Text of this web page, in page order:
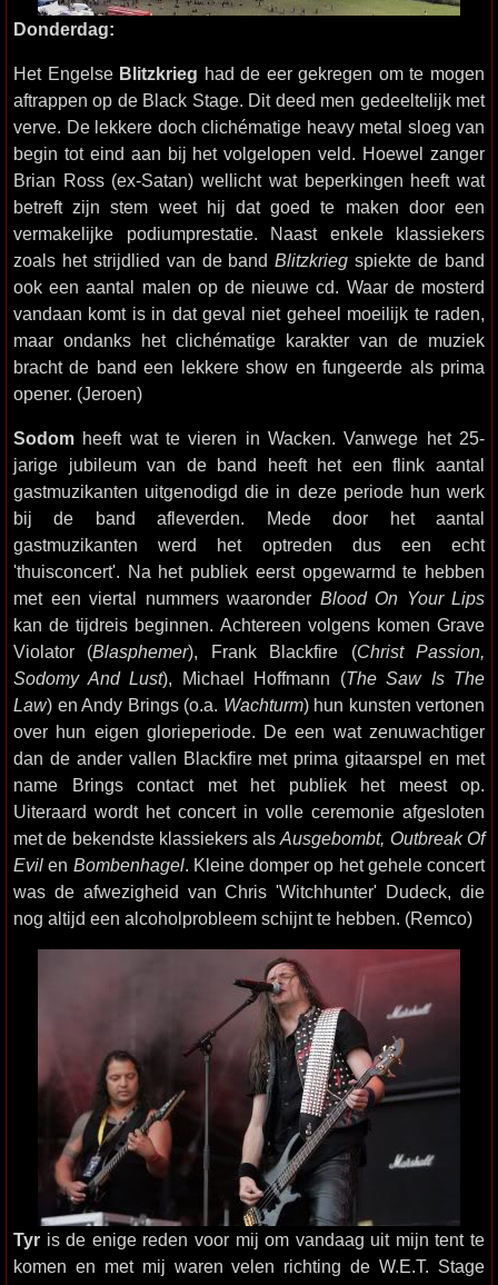
Donderdag:
Het Engelse Blitzkrieg had de eer gekregen om te mogen
aftrappen op de Black Stage. Dit deed men gedeeltelijk met
verve. De lekkere doch clichématige heavy metal sloeg van
begin tot eind aan bij het volgelopen veld. Hoewel zanger
Brian Ross (ex-Satan) wellicht wat beperkingen heeft wat
betreft zijn stem weet hij dat goed te maken door een
vermakelijke podiumprestatie. Naast enkele klassiekers
zoals het strijdlied van de bandBlitzkrieg spiekte de band
ook een aantal malen op de nieuwe cd. Waar de mosterd
vandaan komt is in dat geval niet geheel moeilijk te raden,
maar ondanks het clichématige karakter van de muziek
bracht de band een lekkere show en fungeerde als prima
opener. (Jeroen)
Sodom heeft wat te vieren in Wacken. Vanwege het 25-
jarige jubileum van de band heeft het een flink aantal
gastmuzikanten uitgenodigd die in deze periode hun werk
bij de band afleverden. Mede door het aantal
gastmuzikanten werd het optreden dus een echt
'thuisconcert'. Na het publiek eerst opgewarmd te hebben
met een viertal nummers waaronder Blood On Your Lips
kan de tijdreis beginnen. Achtereen volgens komen Grave
Violator (Blasphemer), Frank Blackfire (Christ Passion,
Sodomy And Lust), Michael Hoffmann (The Saw Is The
Law) en Andy Brings (o.a. Wachturm) hun kunsten vertonen
over hun eigen glorieperiode. De een wat zenuwachtiger
dan de ander vallen Blackfire met prima gitaarspel en met
name Brings contact met het publiek het meest op.
Uiteraard wordt het concert in volle ceremonie afgesloten
met de bekendste klassiekers alsAusgebombt, Outbreak Of
Evil en Bombenhagel. Kleine domper op het gehele concert
was de afwezigheid van Chris 'Witchhunter' Dudeck, die
nog altijd een alcoholprobleem schijnt te hebben. (Remco)
Tyr is de enige reden voor mij om vandaag uit mijn tent te
komen en met mij waren velen richting de W.E.T. Stage